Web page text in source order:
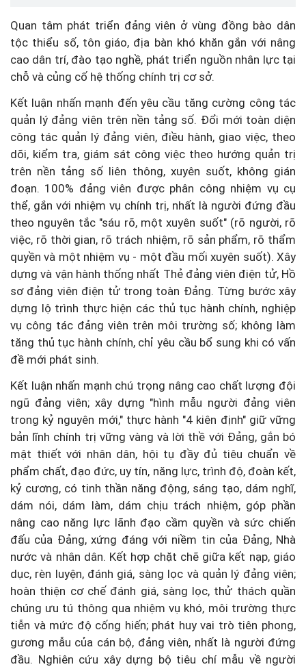
Quan tâm phát triển đảng viên ở vùng đồng bào dân
tộc thiểu số, tôn giáo, địa bàn khó khăn gắn với nâng
cao dân trí, đào tạo nghề, phát triển nguồn nhân lực tại
chỗ và củng cố hệ thống chính trị cơ sở.
Kết luận nhấn mạnh đến yêu cầu tăng cường công tác
quản lý đảng viên trên nền tảng số. Đổi mới toàn diện
công tác quản lý đảng viên, điều hành, giao việc, theo
dõi, kiểm tra, giám sát công việc theo hướng quản trị
trên nền tảng số liên thông, xuyên suốt, không gián
đoạn. 100% đảng viên được phân công nhiệm vụ cụ
thể, gắn với nhiệm vụ chính trị, nhất là người đứng đầu
theo nguyên tắc "sáu rõ, một xuyên suốt" (rõ người, rõ
việc, rõ thời gian, rõ trách nhiệm, rõ sản phẩm, rõ thẩm
quyền và một nhiệm vụ - một đầu mối xuyên suốt). Xây
dựng và vận hành thống nhất Thẻ đảng viên điện tử, Hồ
sơ đảng viên điện tử trong toàn Đảng. Từng bước xây
dựng lộ trình thực hiện các thủ tục hành chính, nghiệp
vụ công tác đảng viên trên môi trường số; không làm
tăng thủ tục hành chính, chỉ yêu cầu bổ sung khi có vấn
đề mới phát sinh.
Kết luận nhấn mạnh chú trọng nâng cao chất lượng đội
ngũ đảng viên; xây dựng "hình mẫu người đảng viên
trong kỷ nguyên mới," thực hành "4 kiên định" giữ vững
bản lĩnh chính trị vững vàng và lời thề với Đảng, gắn bó
mật thiết với nhân dân, hội tụ đầy đủ tiêu chuẩn về
phẩm chất, đạo đức, uy tín, năng lực, trình độ, đoàn kết,
kỷ cương, có tinh thần năng động, sáng tạo, dám nghĩ,
dám nói, dám làm, dám chịu trách nhiệm, góp phần
nâng cao năng lực lãnh đạo cầm quyền và sức chiến
đấu của Đảng, xứng đáng với niềm tin của Đảng, Nhà
nước và nhân dân. Kết hợp chặt chẽ giữa kết nạp, giáo
dục, rèn luyện, đánh giá, sàng lọc và quản lý đảng viên;
hoàn thiện cơ chế đánh giá, sàng lọc, thử thách quần
chúng ưu tú thông qua nhiệm vụ khó, môi trường thực
tiễn và mức độ cống hiến; phát huy vai trò tiên phong,
gương mẫu của cán bộ, đảng viên, nhất là người đứng
đầu. Nghiên cứu xây dựng bộ tiêu chí mẫu về người